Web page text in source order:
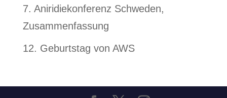
7. Aniridiekonferenz Schweden,
Zusammenfassung
12. Geburtstag von AWS